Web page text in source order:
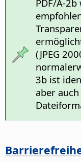
PDF/A-
(JPEG
3b ist
aber